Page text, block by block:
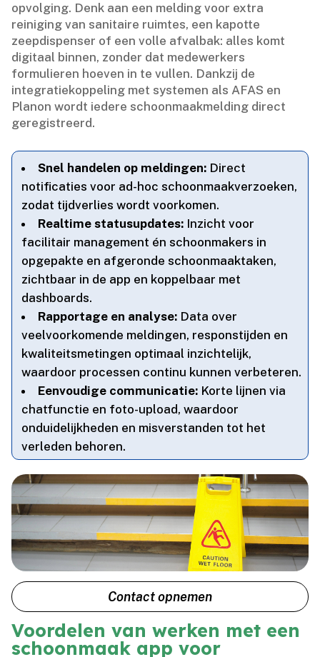
opvolging.​ Denk aan een melding voor extra
reiniging van sanitaire ruimtes, een kapotte
zeepdispenser of een volle afvalbak: alles komt
digitaal binnen, zonder dat medewerkers
formulieren hoeven in te vullen.​ Dankzij de
integratiekoppeling met systemen als AFAS en
Planon wordt iedere schoonmaakmelding direct
geregistreerd.​
Snel handelen op meldingen: Direct
notificaties voor ad-hoc schoonmaakverzoeken,
zodat tijdverlies wordt voorkomen.​
Realtime statusupdates: Inzicht voor
facilitair management én schoonmakers in
opgepakte en afgeronde schoonmaaktaken,
zichtbaar in de app en koppelbaar met
dashboards.​
Rapportage en analyse: Data over
veelvoorkomende meldingen, responstijden en
kwaliteitsmetingen optimaal inzichtelijk,
waardoor processen continu kunnen verbeteren.​
Eenvoudige communicatie: Korte lijnen via
chatfunctie en foto-upload, waardoor
onduidelijkheden en misverstanden tot het
verleden behoren.​
Contact opnemen
Voordelen van werken met een
schoonmaak app voor